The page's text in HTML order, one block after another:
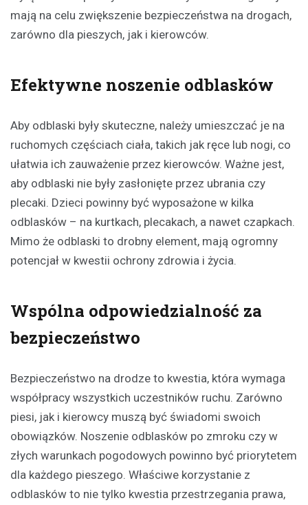
mają na celu zwiększenie bezpieczeństwa na drogach,
zarówno dla pieszych, jak i kierowców.
Efektywne noszenie odblasków
Aby odblaski były skuteczne, należy umieszczać je na
ruchomych częściach ciała, takich jak ręce lub nogi, co
ułatwia ich zauważenie przez kierowców. Ważne jest,
aby odblaski nie były zasłonięte przez ubrania czy
plecaki. Dzieci powinny być wyposażone w kilka
odblasków – na kurtkach, plecakach, a nawet czapkach.
Mimo że odblaski to drobny element, mają ogromny
potencjał w kwestii ochrony zdrowia i życia.
Wspólna odpowiedzialność za
bezpieczeństwo
Bezpieczeństwo na drodze to kwestia, która wymaga
współpracy wszystkich uczestników ruchu. Zarówno
piesi, jak i kierowcy muszą być świadomi swoich
obowiązków. Noszenie odblasków po zmroku czy w
złych warunkach pogodowych powinno być priorytetem
dla każdego pieszego. Właściwe korzystanie z
odblasków to nie tylko kwestia przestrzegania prawa,